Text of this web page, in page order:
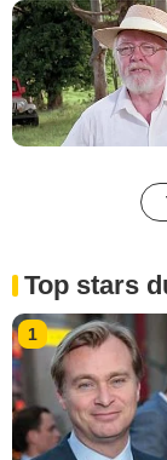
Top stars
1